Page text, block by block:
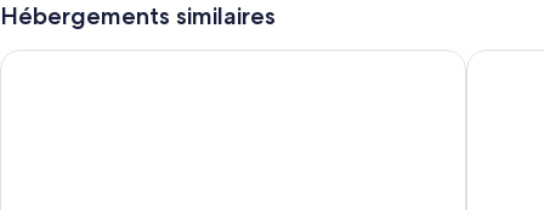
Hébergements similaires
Aerotel London Heathrow Airport Terminal 2-3